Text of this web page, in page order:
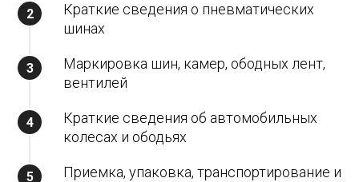
Краткие сведения о пневматических
шинах
Маркировка шин, камер, ободных лент,
вентилей
Краткие сведения об автомобильных
колесах и ободьях
Приемка, упаковка, транспортирование и